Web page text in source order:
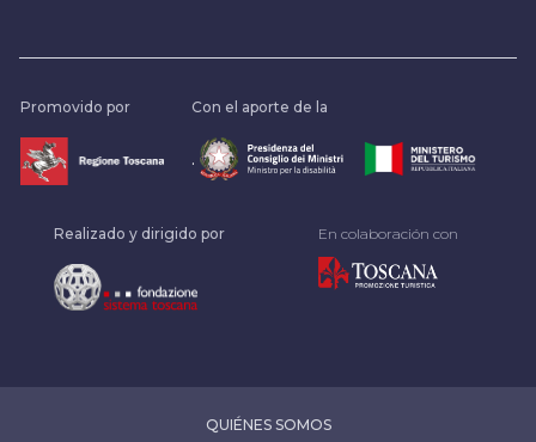
Promovido por Con el aporte de la
.
Realizado y dirigido por En colaboración con
QUIÉNES SOMOS